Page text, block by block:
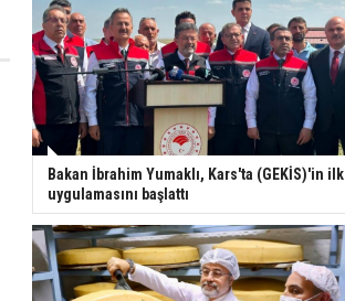
Bakan İbrahim Yumaklı, Kars'ta (GEKİS)'in ilk
uygulamasını başlattı